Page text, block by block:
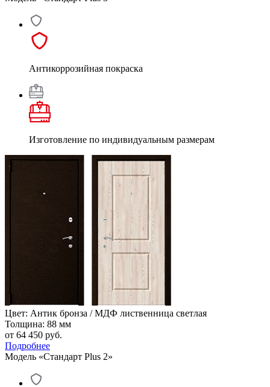
Антикоррозийная покраска
Изготовление по индивидуальным размерам
Цвет: Антик бронза / МДФ лиственница светлая
Толщина: 88 мм
от 64 450 руб.
Подробнее
Модель «Стандарт Plus 2»